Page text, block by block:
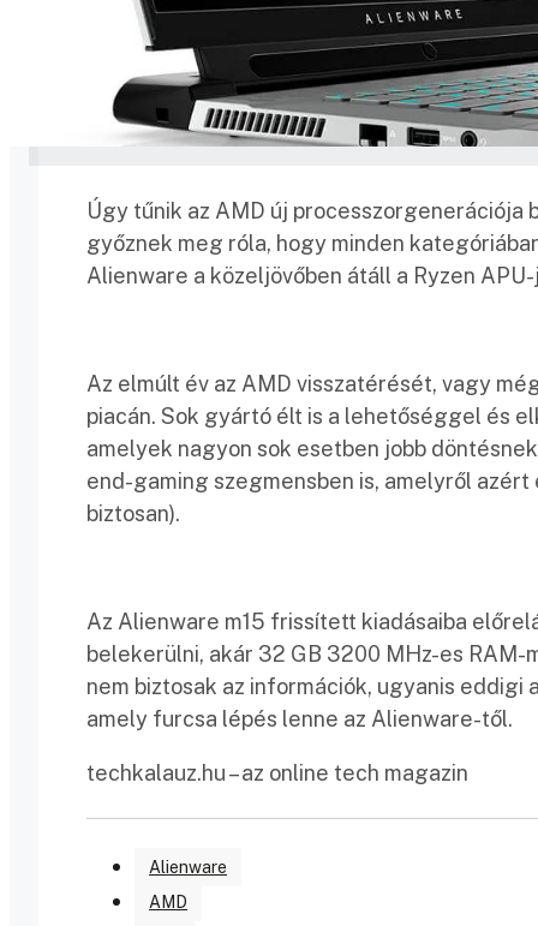
Úgy tűnik az AMD új
győznek meg róla, hogy minden
Alienware a közeljövőben átáll a Ryzen
Az elmúlt év az AMD visszatérését, vagy
piacán. Sok gyártó élt is a lehetőséggel és
amelyek nagyon sok esetben jobb
end-gaming szegmensben is, amelyről
biztosan).
Az Alienware m15 frissített kiadásaiba
belekerülni, akár 32 GB 3200 MHz-es
nem biztosak az információk, ugyanis
amely furcsa lépés lenne az Alienware-től.
techkalauz.hu – az online tech magazin
Alienware
AMD